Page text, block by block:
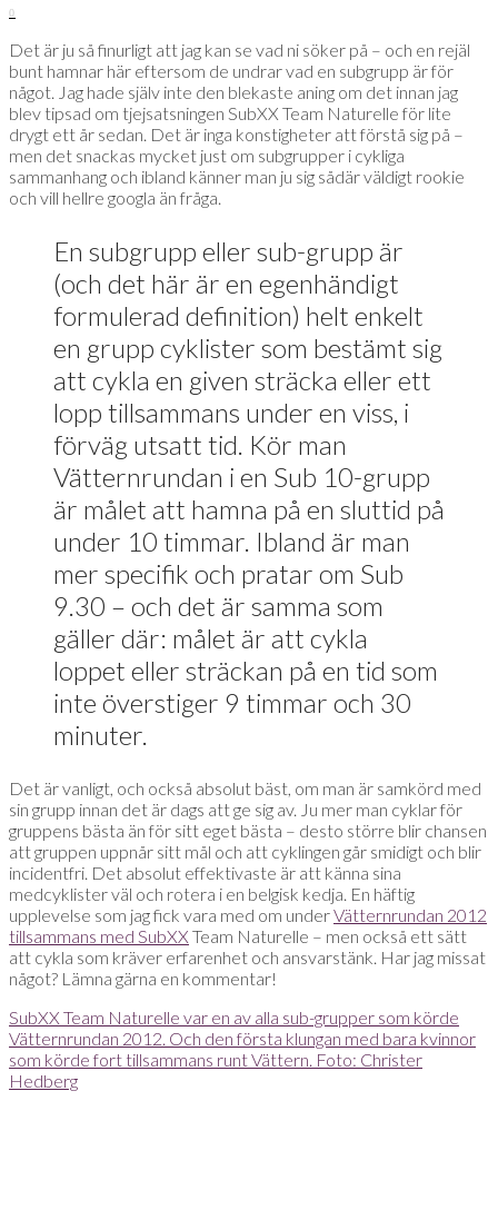
0
Det är ju så finurligt att jag kan se vad ni söker på – och en rejäl
bunt hamnar här eftersom de undrar vad en subgrupp är för
något. Jag hade själv inte den blekaste aning om det innan jag
blev tipsad om tjejsatsningen SubXX Team Naturelle för lite
drygt ett år sedan. Det är inga konstigheter att förstå sig på –
men det snackas mycket just om subgrupper i cykliga
sammanhang och ibland känner man ju sig sådär väldigt rookie
och vill hellre googla än fråga.
En subgrupp eller sub-grupp är
(och det här är en egenhändigt
formulerad definition) helt enkelt
en grupp cyklister som bestämt sig
att cykla en given sträcka eller ett
lopp tillsammans under en viss, i
förväg utsatt tid. Kör man
Vätternrundan i en Sub 10-grupp
är målet att hamna på en sluttid på
under 10 timmar. Ibland är man
mer specifik och pratar om Sub
9.30 – och det är samma som
gäller där: målet är att cykla
loppet eller sträckan på en tid som
inte överstiger 9 timmar och 30
minuter.
Det är vanligt, och också absolut bäst, om man är samkörd med
sin grupp innan det är dags att ge sig av. Ju mer man cyklar för
gruppens bästa än för sitt eget bästa – desto större blir chansen
att gruppen uppnår sitt mål och att cyklingen går smidigt och blir
incidentfri. Det absolut effektivaste är att känna sina
medcyklister väl och rotera i en belgisk kedja. En häftig
upplevelse som jag fick vara med om underVätternrundan 2012
tillsammans med SubXX Team Naturelle – men också ett sätt
att cykla som kräver erfarenhet och ansvarstänk. Har jag missat
något? Lämna gärna en kommentar!
SubXX Team Naturelle var en av alla sub-grupper som körde
Vätternrundan 2012. Och den första klungan med bara kvinnor
som körde fort tillsammans runt Vättern. Foto: Christer
Hedberg